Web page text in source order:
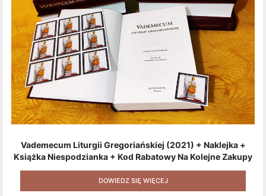
Vademecum Liturgii Gregoriańskiej (2021) + Naklejka +
Książka Niespodzianka + Kod Rabatowy Na Kolejne Zakupy
+ Gratis (książka W Formacie Elektronicznym) [zestaw 3
Produktów + Kod Rabatowy + Gratis]
DOWIEDZ SIĘ WIĘCEJ